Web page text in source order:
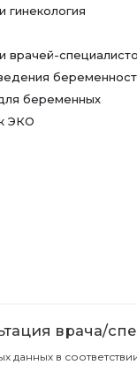
гинекология
врачей-
беременных
ЭКО
врача/
в